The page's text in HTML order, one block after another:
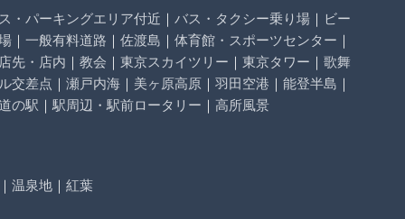
・パーキングエリア付近 ｜ バス・タクシー乗り場 ｜ ビー
｜ 一般有料道路 ｜ 佐渡島 ｜ 体育館・スポーツセンター ｜
店先・店内 ｜ 教会 ｜ 東京スカイツリー ｜ 東京タワー ｜ 歌舞
交差点 ｜ 瀬戸内海 ｜ 美ヶ原高原 ｜ 羽田空港 ｜ 能登半島 ｜
の駅 ｜ 駅周辺・駅前ロータリー ｜ 高所風景
｜ 温泉地 ｜ 紅葉